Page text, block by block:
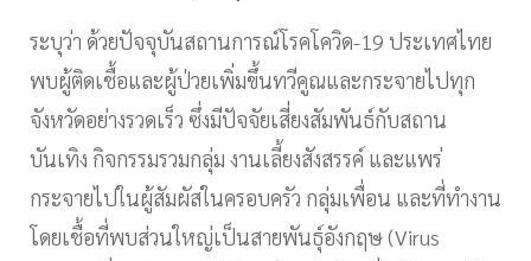
ระบุว่า ด้วยปัจจุบันสถานการณ์โรคโควิด-19 ประเทศไทย
พบผู้ติดเชื้อและผู้ป่วยเพิ่มขึ้นทวีคูณและกระจายไปทุก
จังหวัดอย่างรวดเร็ว ซึ่งมีปัจจัยเสี่ยงสัมพันธ์กับสถาน
บันเทิง กิจกรรมรวมกลุ่ม งานเลี้ยงสังสรรค์ และแพร่
กระจายไปในผู้สัมผัสในครอบครัว กลุ่มเพื่อน และที่ทำงาน
โดยเชื้อที่พบส่วนใหญ่เป็นสายพันธุ์อังกฤษ (Virus